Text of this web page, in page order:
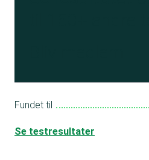
Fundet til
Se testresultater